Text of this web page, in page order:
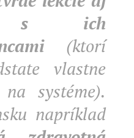
s ich
(ktorí
vlastne
systéme).
napríklad